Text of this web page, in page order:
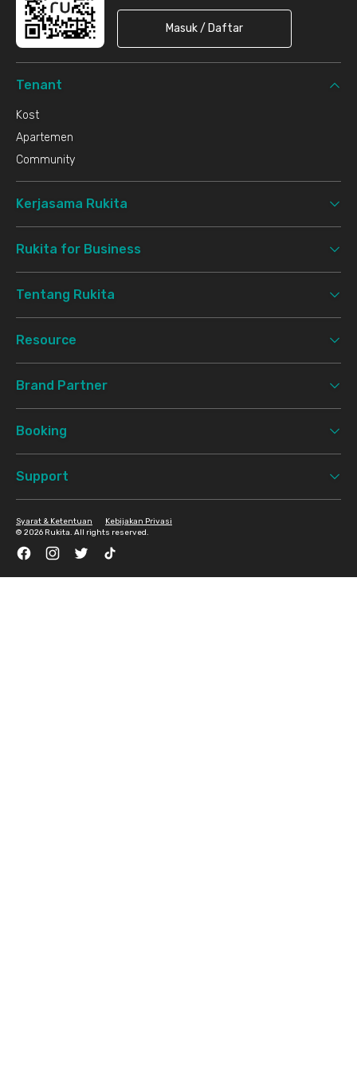
Masuk / Daftar
Tenant
Kost
Apartemen
Community
Kerjasama Rukita
Rukita for Business
Tentang Rukita
Resource
Brand Partner
Booking
Support
© 2026 Rukita. All rights reserved.
Syarat & Ketentuan Kebijakan Privasi
FacebookInstagramTwitter TikTok